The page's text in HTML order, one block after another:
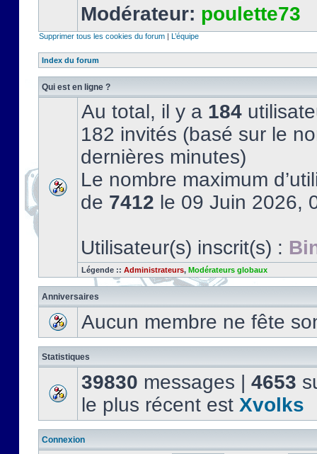
Modérateur: poulette73
Supprimer tous les cookies du forum | L’équipe
Index du forum
Qui est en ligne ?
Au total, il y a 184
182 invités (basé sur le
dernières minutes)
Le nombre maximum
de 7412 le 09 Juin 2026,
Utilisateur(s) inscrit(s) :
Légende :: Administrateurs, Modérateurs globaux
Anniversaires
Aucun membre ne fête
Statistiques
39830 messages | 4653
le plus récent est Xvolks
Connexion